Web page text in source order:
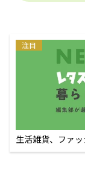
注目
生活雑貨、ファ
えるECサイト